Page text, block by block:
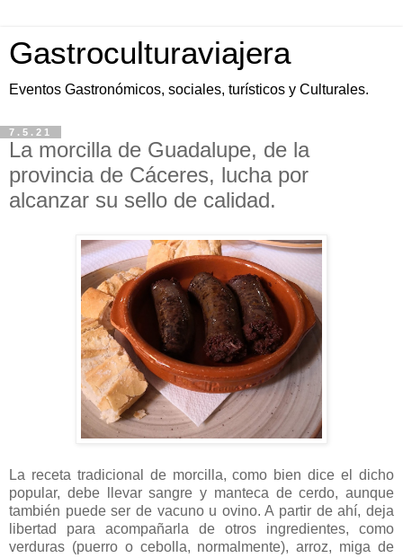
Gastroculturaviajera
Eventos Gastronómicos, sociales, turísticos y Culturales.
7.5.21
La morcilla de Guadalupe, de la
provincia de Cáceres, lucha por
alcanzar su sello de calidad.
La receta tradicional de morcilla, como bien dice el dicho
popular, debe llevar sangre y manteca de cerdo, aunque
también puede ser de vacuno u ovino. A partir de ahí, deja
libertad para acompañarla de otros ingredientes, como
verduras (puerro o cebolla, normalmente), arroz, miga de